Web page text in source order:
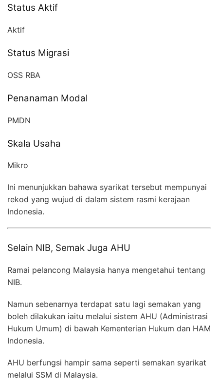
Status Aktif
Aktif
Status Migrasi
OSS RBA
Penanaman Modal
PMDN
Skala Usaha
Mikro
Ini menunjukkan bahawa syarikat tersebut mempunyai
rekod yang wujud di dalam sistem rasmi kerajaan
Indonesia.
Selain NIB, Semak Juga AHU
Ramai pelancong Malaysia hanya mengetahui tentang
NIB.
Namun sebenarnya terdapat satu lagi semakan yang
boleh dilakukan iaitu melalui sistem AHU (Administrasi
Hukum Umum) di bawah Kementerian Hukum dan HAM
Indonesia.
AHU berfungsi hampir sama seperti semakan syarikat
melalui SSM di Malaysia.